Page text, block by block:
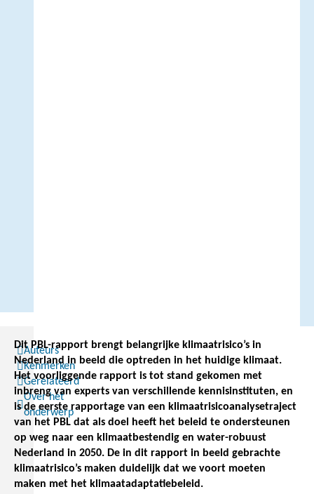
Auteurs
Kenmerken
Gerelateerd
Over het
onderwerp
Dit PBL-rapport brengt belangrijke klimaatrisico’s in
Nederland in beeld die optreden in het huidige klimaat.
Het voorliggende rapport is tot stand gekomen met
inbreng van experts van verschillende kennisinstituten, en
is de eerste rapportage van een klimaatrisicoanalysetraject
van het PBL dat als doel heeft het beleid te ondersteunen
op weg naar een klimaatbestendig en water-robuust
Nederland in 2050. De in dit rapport in beeld gebrachte
klimaatrisico’s maken duidelijk dat we voort moeten
maken met het klimaatadaptatiebeleid.